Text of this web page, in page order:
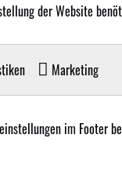
der Website
Marketing
im Footer